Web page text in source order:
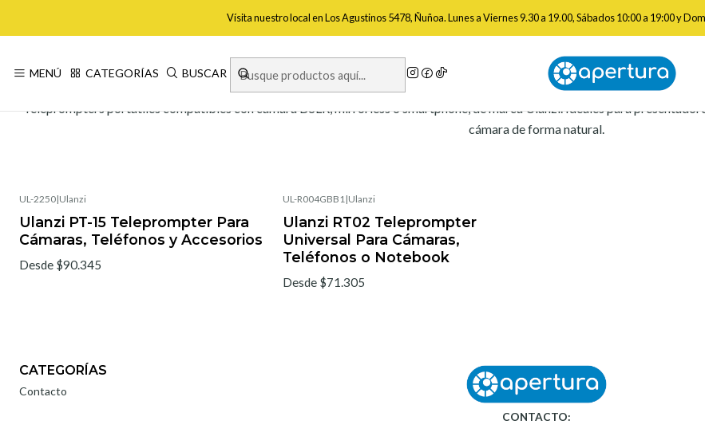
MENÚ CATEGORÍAS BUSCAR
Vísita nuestro local en Los Agustinos 5478, Ñuñoa. Lunes a Viernes 9.30 a 19.00, Sábados 10:00 a 19:00 y
Inicio Accesorios Teleprompters
Teleprompters
Teleprompters portátiles compatibles con cámara DSLR, mirrorless o smartphone, de marca Ulanzi. Ideales para
cámara de forma natural.
UL-2250|Ulanzi
Ulanzi PT-15 Teleprompter Para
Cámaras, Teléfonos y Accesorios
Desde $90.345
UL-R004GBB1|Ulanzi
Ulanzi RT02 Teleprompter
Universal Para Cámaras,
Teléfonos o Notebook
Desde $71.305
CATEGORÍAS
Contacto
CONTACTO: